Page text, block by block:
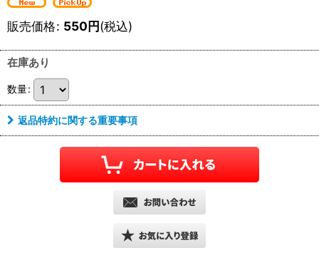
販売価格: 550円(税込)
在庫あり
数量:
返品特約に関する重要事項